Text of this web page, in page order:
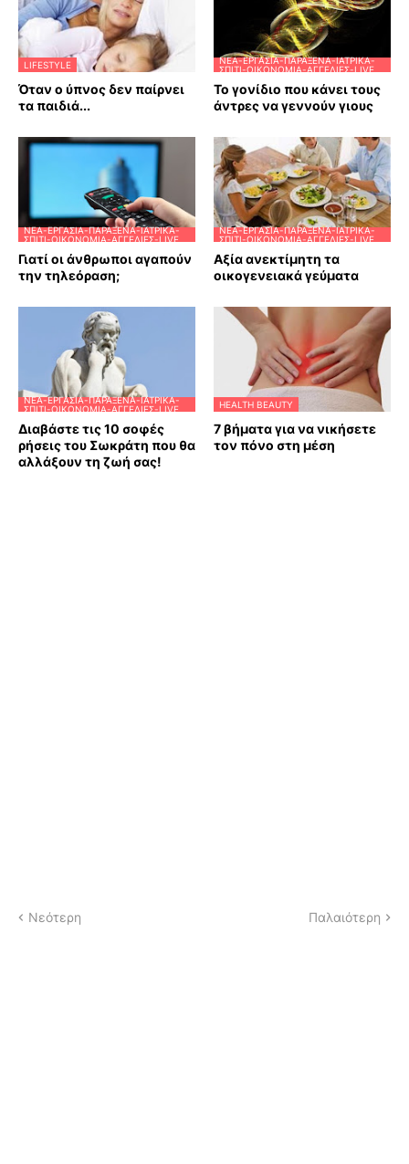
LIFESTYLE
Όταν ο ύπνος δεν παίρνει
τα παιδιά...
ΝΈΑ-ΕΡΓΑΣΊΑ-ΠΑΡΆΞΕΝΑ-ΙΑΤΡΙΚΆ-
ΣΠΊΤΙ-ΟΙΚΟΝΟΜΊΑ-ΑΓΓΕΛΊΕΣ-LIVE
Το γονίδιο που κάνει τους
άντρες να γεννούν γιους
ΝΈΑ-ΕΡΓΑΣΊΑ-ΠΑΡΆΞΕΝΑ-ΙΑΤΡΙΚΆ-
ΣΠΊΤΙ-ΟΙΚΟΝΟΜΊΑ-ΑΓΓΕΛΊΕΣ-LIVE
Γιατί οι άνθρωποι αγαπούν
την τηλεόραση;
ΝΈΑ-ΕΡΓΑΣΊΑ-ΠΑΡΆΞΕΝΑ-ΙΑΤΡΙΚΆ-
ΣΠΊΤΙ-ΟΙΚΟΝΟΜΊΑ-ΑΓΓΕΛΊΕΣ-LIVE
Αξία ανεκτίμητη τα
οικογενειακά γεύματα
ΝΈΑ-ΕΡΓΑΣΊΑ-ΠΑΡΆΞΕΝΑ-ΙΑΤΡΙΚΆ-
ΣΠΊΤΙ-ΟΙΚΟΝΟΜΊΑ-ΑΓΓΕΛΊΕΣ-LIVE
Διαβάστε τις 10 σοφές
ρήσεις του Σωκράτη που θα
αλλάξουν τη ζωή σας!
HEALTH BEAUTY
7 βήματα για να νικήσετε
τον πόνο στη μέση
Νεότερη Παλαιότερη